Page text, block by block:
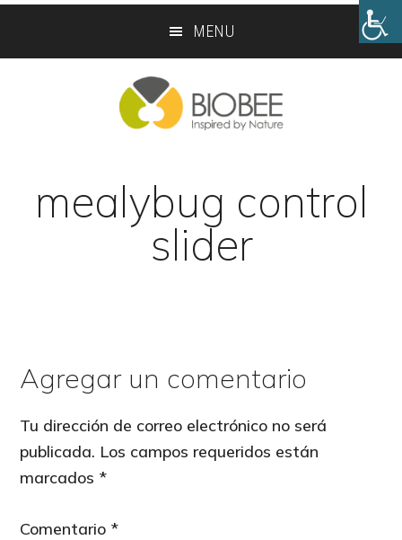
MENU
mealybug control
slider
Reader
Interactions
Agregar un comentario
Tu dirección de correo electrónico no será
publicada. Los campos requeridos están
marcados *
Comentario *